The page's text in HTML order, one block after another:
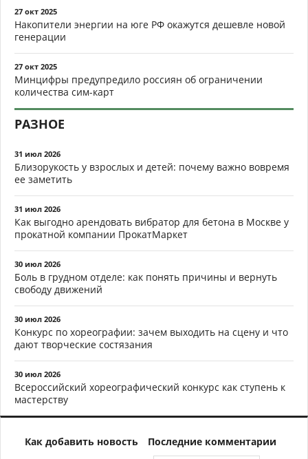
27 окт 2025
Накопители энергии на юге РФ окажутся дешевле новой
генерации
27 окт 2025
Минцифры предупредило россиян об ограничении
количества сим-карт
РАЗНОЕ
31 июл 2026
Близорукость у взрослых и детей: почему важно вовремя
ее заметить
31 июл 2026
Как выгодно арендовать вибратор для бетона в Москве у
прокатной компании ПрокатМаркет
30 июл 2026
Боль в грудном отделе: как понять причины и вернуть
свободу движений
30 июл 2026
Конкурс по хореографии: зачем выходить на сцену и что
дают творческие состязания
30 июл 2026
Всероссийский хореографический конкурс как ступень к
мастерству
Как добавить новость
Последние комментарии